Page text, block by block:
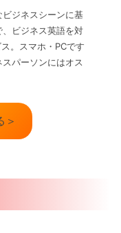
ジネスシーンに基
ビジネス英語を対
。スマホ・PCです
パーソンにはオス
＞